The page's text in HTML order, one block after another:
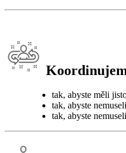
tak, abyste měli
tak, abyste
tak, abyste